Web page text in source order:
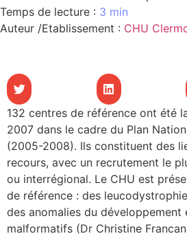
ce qu’un CHU ?
des CHU
articles
santé
santé
3 min
Auteur /Etablissement : CHU
132 centres de référence ont été
2007 dans le cadre du Plan
(2005-2008). Ils constituent des
recours, avec un recrutement le
ou interrégional. Le CHU est
de référence : des
des anomalies du développement
malformatifs (Dr Christine